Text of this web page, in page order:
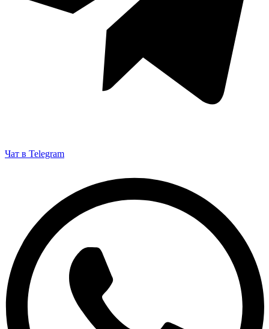
Чат в Telegram